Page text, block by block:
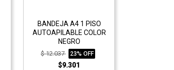
BANDEJA A4 1 PISO
AUTOAPILABLE COLOR
NEGRO
$ 12.037 23% OFF
$9.301